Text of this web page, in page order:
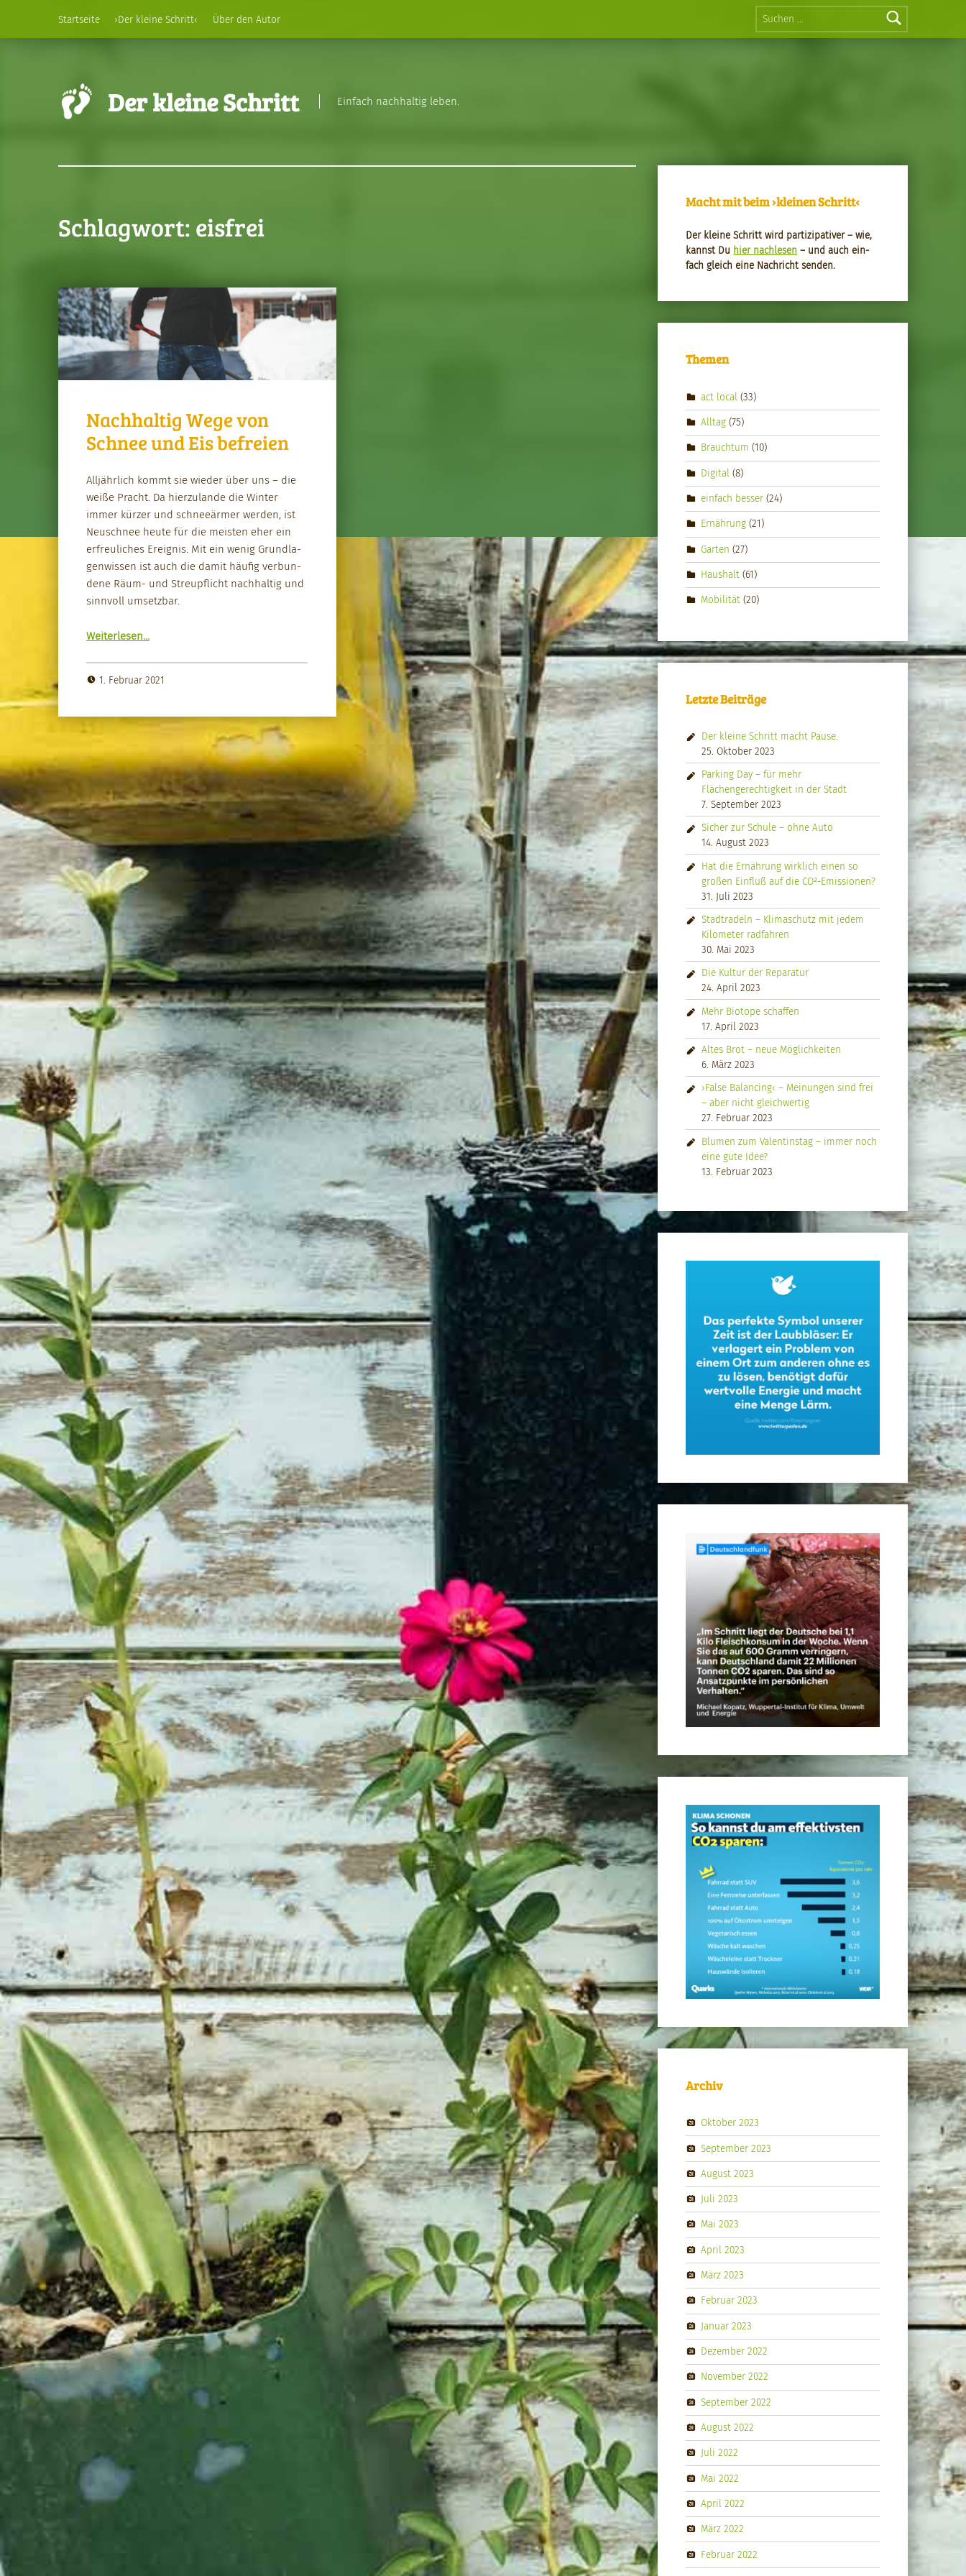
Suchen nach:
Startseite
›Der kleine Schritt‹ Über den Autor
Der kleine Schritt Einfach nachhaltig leben.
Schlagwort:eisfrei
Nachhaltig Wege von
Schnee und Eis befreien
Alljährlich kommt sie wieder über uns – die
weiße Pracht. Da hierzu­lande die Win­ter
immer kürz­er und schneeärmer wer­den, ist
Neuschnee heute für die meis­ten eher ein
erfreulich­es Ereig­nis. Mit ein wenig Grund­la­
gen­wis­sen ist auch die damit häu­fig ver­bun­
dene Räum- und Stre­upflicht nach­haltig und
sin­nvoll umset­zbar.
Weit­er­lesen…
1. Februar 2021
Macht mit beim ›kleinen Schritt‹
Der kleine Schritt wird par­tizipa­tiv­er – wie,
kannst Du hier nach­le­sen – und auch ein­
fach gle­ich eine Nachricht senden.
Themen
act local(33)
Alltag(75)
Brauchtum (10)
Digital (8)
einfach besser(24)
Ernährung(21)
Garten (27)
Haushalt(61)
Mobilität(20)
Letzte Beiträge
Der kleine Schritt macht Pause.
25. Oktober 2023
Parking Day – für mehr
Flächengerechtigkeit in der Stadt
7. September 2023
Sicher zur Schule – ohne Auto
14. August 2023
Hat die Ernährung wirklich einen so
großen Einfluß auf die CO²-Emissionen?
31. Juli 2023
Stadtradeln – Klimaschutz mit jedem
Kilometer radfahren
30. Mai 2023
Die Kultur der Reparatur
24. April 2023
Mehr Biotope schaffen
17. April 2023
Altes Brot – neue Möglichkeiten
6. März 2023
›False Balancing‹ – Meinungen sind frei
– aber nicht gleichwertig
27. Februar 2023
Blumen zum Valentinstag – immer noch
eine gute Idee?
13. Februar 2023
Archiv
Oktober 2023
September 2023
August 2023
Juli 2023
Mai 2023
April 2023
März 2023
Februar 2023
Januar 2023
Dezember 2022
November 2022
September 2022
August 2022
Juli 2022
Mai 2022
April 2022
März 2022
Februar 2022